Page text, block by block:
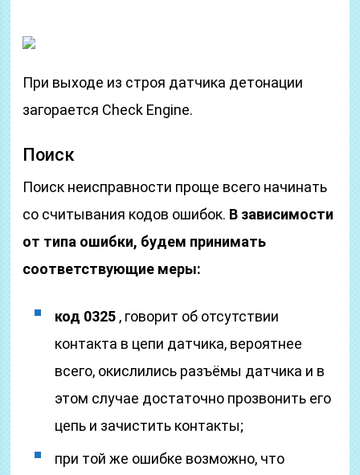
При выходе из строя датчика детонации
загорается Check Engine.
Поиск
Поиск неисправности проще всего начинать
со считывания кодов ошибок. В зависимости
от типа ошибки, будем принимать
соответствующие меры:
код 0325 , говорит об отсутствии
контакта в цепи датчика, вероятнее
всего, окислились разъёмы датчика и в
этом случае достаточно прозвонить его
цепь и зачистить контакты;
при той же ошибке возможно, что